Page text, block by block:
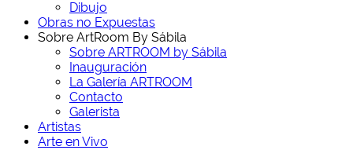
Dibujo
Obras no Expuestas
Sobre ArtRoom By Sábila
Sobre ARTROOM by Sábila
Inauguración
La Galería ARTROOM
Contacto
Galerista
Artistas
Arte en Vivo